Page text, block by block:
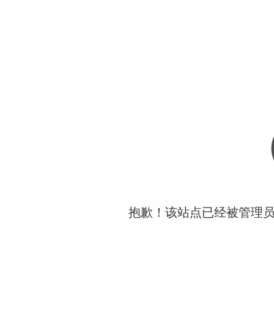
抱歉！该站点已经被管理